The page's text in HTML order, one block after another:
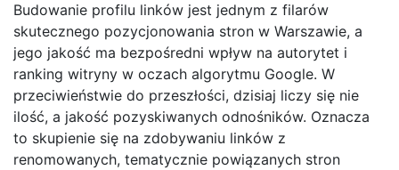
Budowanie profilu linków jest jednym z filarów
skutecznego pozycjonowania stron w Warszawie, a
jego jakość ma bezpośredni wpływ na autorytet i
ranking witryny w oczach algorytmu Google. W
przeciwieństwie do przeszłości, dzisiaj liczy się nie
ilość, a jakość pozyskiwanych odnośników. Oznacza
to skupienie się na zdobywaniu linków z
renomowanych, tematycznie powiązanych stron